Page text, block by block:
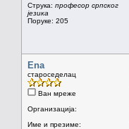
Струка: професор српског
језика
Поруке: 205
Ena
староседелац
Ван мреже
Организација:
Име и презиме: